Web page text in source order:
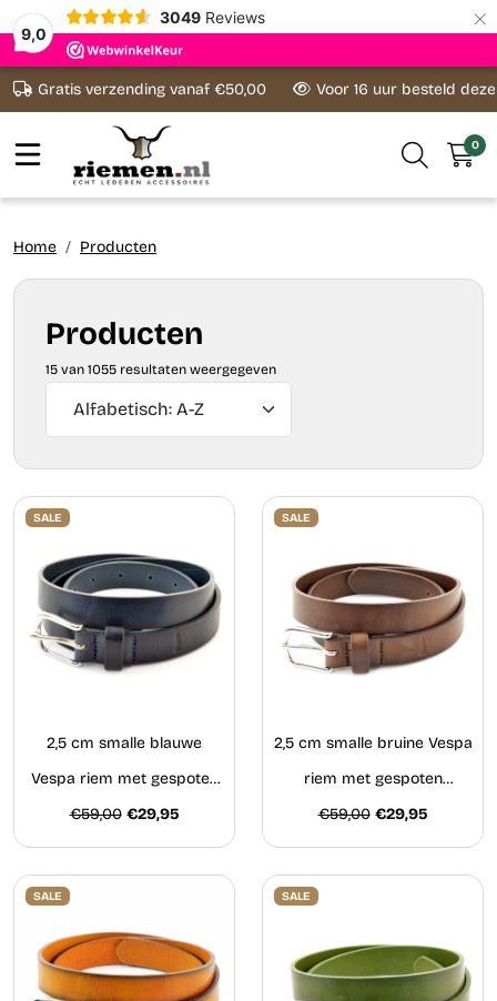
9,0
3049 Reviews ×
Ga naar content
Gratis verzending vanaf €50,00 Voor 16 uur besteld
0
Home Producten
Producten
15 van 1055 resultaten weergegeven
SALE
2,5 cm smalle blauwe
Vespa riem met gespoten
zijkanten
€59,00 €29,95
SALE
2,5 cm smalle bruine Vespa
riem met gespoten
zijkanten
€59,00 €29,95
SALE SALE